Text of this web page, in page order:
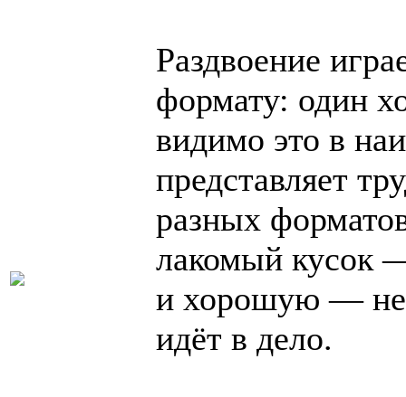
Раздвоение
формату: один
видимо это в
представляет
разных
лакомый кусок
и хорошую — не
идёт в дело.